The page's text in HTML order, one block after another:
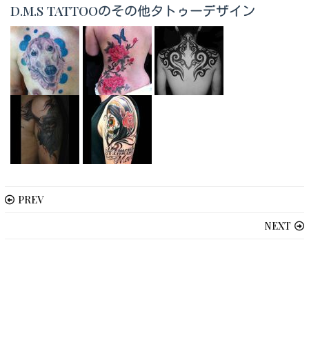
D.M.S TATTOOのその他タトゥーデザイン
PREV
NEXT